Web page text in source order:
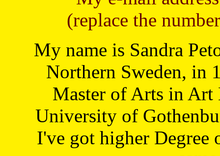
(replace the
My name is Sandra
Northern Sweden, in
Master of Arts in Art
University of
I've got higher Degree